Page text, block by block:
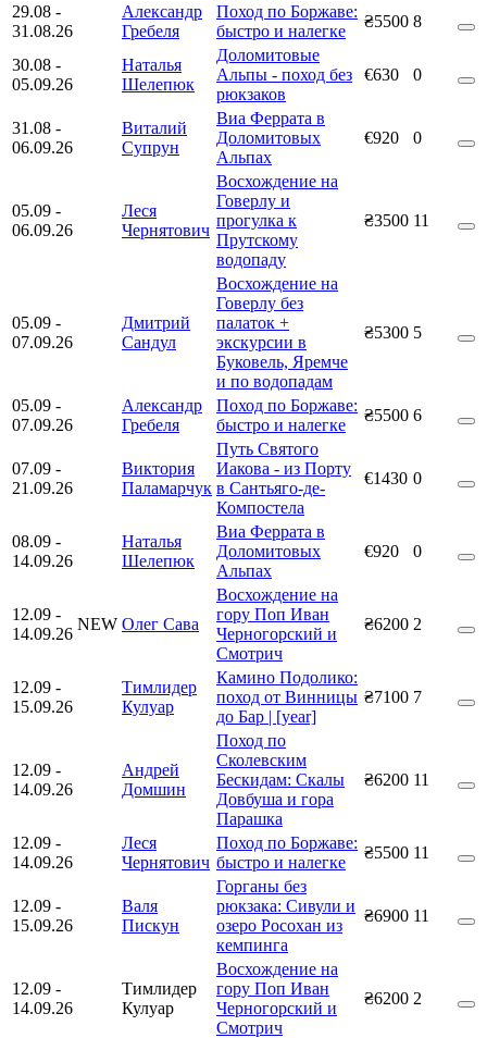
29.08 -
31.08.26
Александр
Гребеля
Поход по Боржаве:
быстро и налегке
₴5500 8
30.08 -
05.09.26
Наталья
Шелепюк
Доломитовые
Альпы - поход без
рюкзаков
€630 0
31.08 -
06.09.26
Виталий
Супрун
Виа Феррата в
Доломитовых
Альпах
€920 0
05.09 -
06.09.26
Леся
Чернятович
Восхождение на
Говерлу и
прогулка к
Прутскому
водопаду
₴3500 11
05.09 -
07.09.26
Дмитрий
Сандул
Восхождение на
Говерлу без
палаток +
экскурсии в
Буковель, Яремче
и по водопадам
₴5300 5
05.09 -
07.09.26
Александр
Гребеля
Поход по Боржаве:
быстро и налегке
₴5500 6
07.09 -
21.09.26
Виктория
Паламарчук
Путь Святого
Иакова - из Порту
в Сантьяго-де-
Компостела
€1430 0
08.09 -
14.09.26
Наталья
Шелепюк
Виа Феррата в
Доломитовых
Альпах
€920 0
12.09 -
14.09.26
NEW Олег Сава
Восхождение на
гору Поп Иван
Черногорский и
Смотрич
₴6200 2
12.09 -
15.09.26
Тимлидер
Кулуар
Камино Подолико:
поход от Винницы
до Бар | [year]
₴7100 7
12.09 -
14.09.26
Андрей
Домшин
Поход по
Сколевским
Бескидам: Скалы
Довбуша и гора
Парашка
₴6200 11
12.09 -
14.09.26
Леся
Чернятович
Поход по Боржаве:
быстро и налегке
₴5500 11
12.09 -
15.09.26
Валя
Пискун
Горганы без
рюкзака: Сивули и
озеро Росохан из
кемпинга
₴6900 11
12.09 -
14.09.26
Тимлидер
Кулуар
Восхождение на
гору Поп Иван
Черногорский и
Смотрич
₴6200 2